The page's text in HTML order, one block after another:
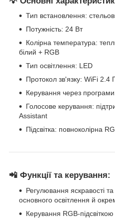
Тип встановлення:
Потужність: 24 Вт
Колірна температура:
білий + RGB
Тип освітлення: LED
Протокол зв'язку: WiFi 2.4
Керування через
Голосове керування:
Assistant
Підсвітка: повноколірна
📲 Функції та керування:
Регулювання яскравості
основного освітлення й
Керування RGB-підсвіткою